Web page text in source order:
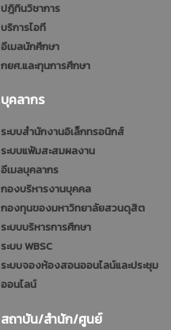
ปฎิทินวิชาการ
บริการไอที
อีเมลนักศึกษา
กยศ.และทุนการศึกษา
บุคลากร
ระบบสำนักงานอิเล็กทรอนิกส์
ระบบแฟ้มสะสมผลงาน
อีเมลบุคลากร
กองบริหารงานบุคคล
กองทุนของมหาวิทยาลัยสวนดุสิต
ระบบบริหารการศึกษา
ระบบ WBSC
ระบบจองห้องสอนออนไลน์และประชุม
ออนไลน์
สถาบัน/สำนัก/ศูนย์